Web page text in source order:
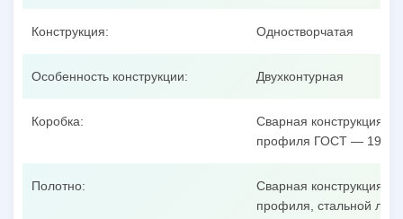
Конструкция: Одностворчатая
Особенность конструкции: Двухконтурная
Коробка:
Сварная конструкция из
профиля ГОСТ —
Полотно:
Сварная конструкция из
профиля, стальной